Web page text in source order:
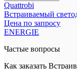
Quattrobi
Встраиваемый
Цена по запросу
ENERGIE
Частые вопросы
Как заказать